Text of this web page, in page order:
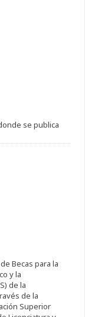
se publica
Becas para la
y la
de la
de la
Superior